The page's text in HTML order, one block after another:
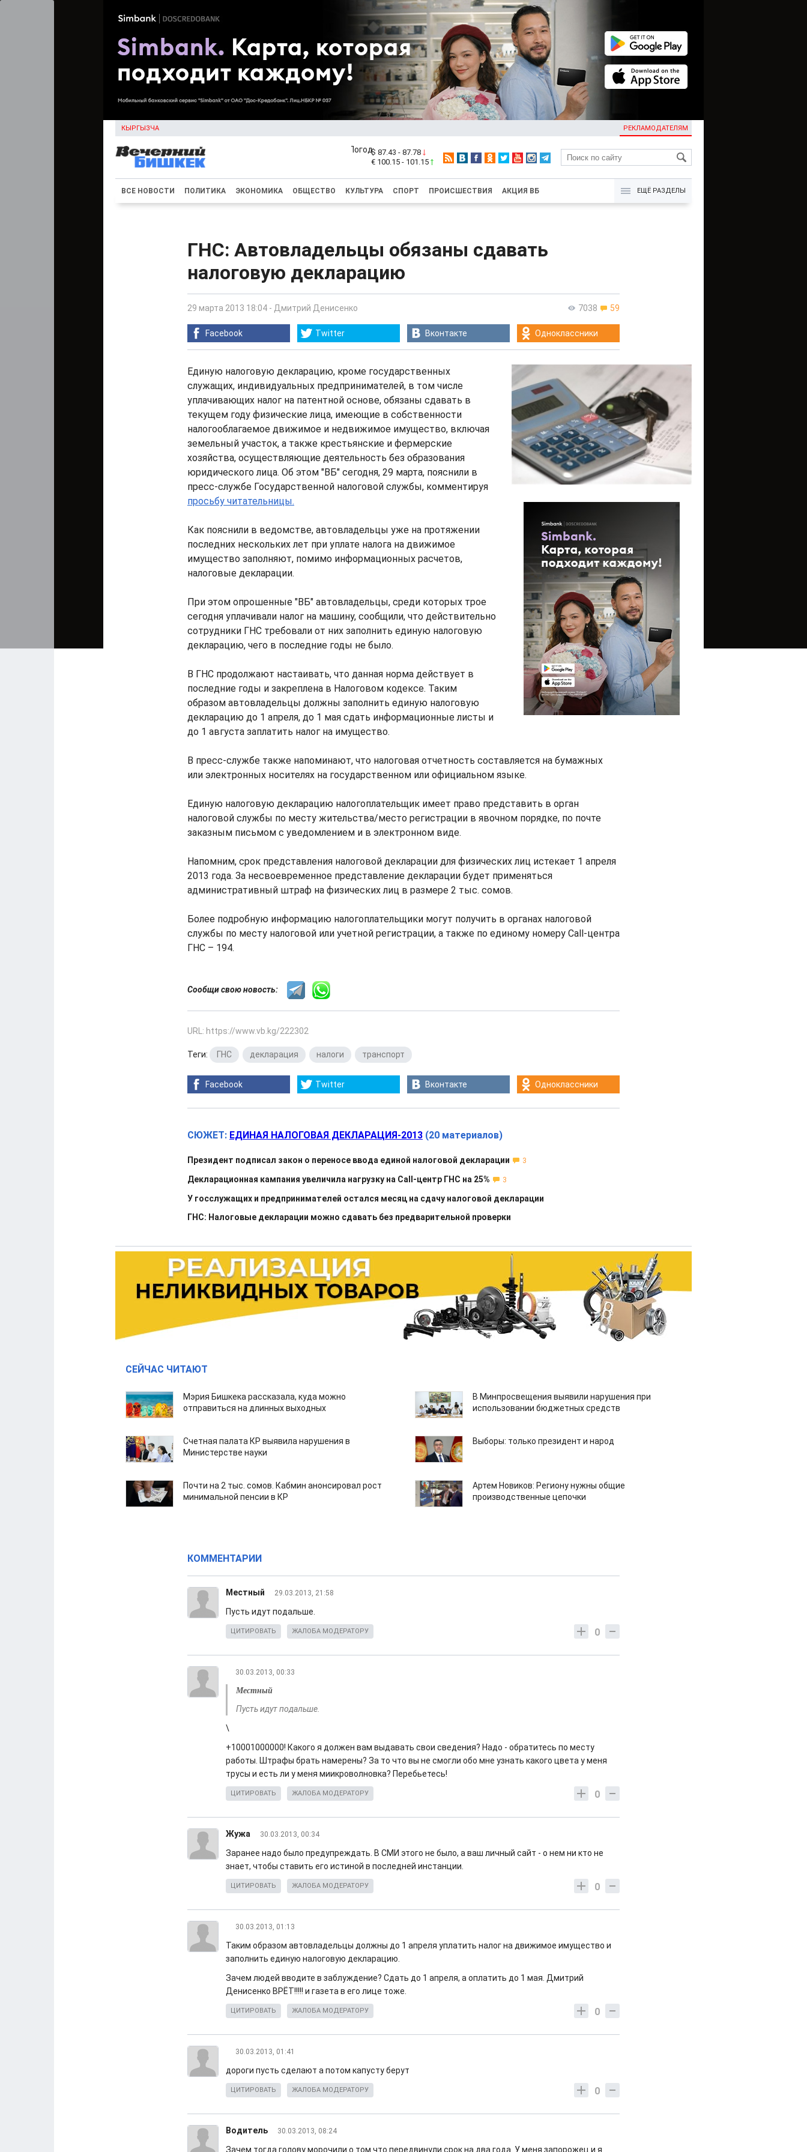
КЫРГЫЗЧА РЕКЛАМОДАТЕЛЯМ
KG
$ 87.43 - 87.78
€ 100.15 - 101.15
ВСЕ НОВОСТИ ПОЛИТИКА ЭКОНОМИКА ОБЩЕСТВО КУЛЬТУРА СПОРТ ПРОИСШЕСТВИЯ АКЦИЯ ВБ ЕЩЁ РАЗДЕЛЫ
ГНС: Автовладельцы обязаны сдавать
налоговую декларацию
7038 59
29 марта 2013 18:04 - Дмитрий Денисенко
Facebook Twitter Вконтакте Одноклассники
Единую налоговую декларацию, кроме государственных
служащих, индивидуальных предпринимателей, в том числе
уплачивающих налог на патентной основе, обязаны сдавать в
текущем году физические лица, имеющие в собственности
налогооблагаемое движимое и недвижимое имущество, включая
земельный участок, а также крестьянские и фермерские
хозяйства, осуществляющие деятельность без образования
юридического лица. Об этом "ВБ" сегодня, 29 марта, пояснили в
пресс-службе Государственной налоговой службы, комментируя
просьбу читательницы.
Как пояснили в ведомстве, автовладельцы уже на протяжении
последних нескольких лет при уплате налога на движимое
имущество заполняют, помимо информационных расчетов,
налоговые декларации.
При этом опрошенные "ВБ" автовладельцы, среди которых трое
сегодня уплачивали налог на машину, сообщили, что действительно
сотрудники ГНС требовали от них заполнить единую налоговую
декларацию, чего в последние годы не было.
В ГНС продолжают настаивать, что данная норма действует в
последние годы и закреплена в Налоговом кодексе. Таким
образом автовладельцы должны заполнить единую налоговую
декларацию до 1 апреля, до 1 мая сдать информационные листы и
до 1 августа заплатить налог на имущество.
В пресс-службе также напоминают, что налоговая отчетность составляется на бумажных
или электронных носителях на государственном или официальном языке.
Единую налоговую декларацию налогоплательщик имеет право представить в орган
налоговой службы по месту жительства/место регистрации в явочном порядке, по почте
заказным письмом с уведомлением и в электронном виде.
Напомним, срок представления налоговой декларации для физических лиц истекает 1 апреля
2013 года. За несвоевременное представление декларации будет применяться
административный штраф на физических лиц в размере 2 тыс. сомов.
Более подробную информацию налогоплательщики могут получить в органах налоговой
службы по месту налоговой или учетной регистрации, а также по единому номеру Call-центра
ГНС – 194.
Сообщи свою новость:
URL: https://www.vb.kg/222302
Теги: ГНС декларация налоги транспорт
Facebook Twitter Вконтакте Одноклассники
СЮЖЕТ: ЕДИНАЯ НАЛОГОВАЯ ДЕКЛАРАЦИЯ-2013 (20 материалов)
Президент подписал закон о переносе ввода единой налоговой декларации 3
Декларационная кампания увеличила нагрузку на Call-центр ГНС на 25% 3
У госслужащих и предпринимателей остался месяц на сдачу налоговой декларации
ГНС: Налоговые декларации можно сдавать без предварительной проверки
СЕЙЧАС ЧИТАЮТ
Мэрия Бишкека рассказала, куда можно
отправиться на длинных выходных
В Минпросвещения выявили нарушения при
использовании бюджетных средств
Счетная палата КР выявила нарушения в
Министерстве науки
Выборы: только президент и народ
Почти на 2 тыс. сомов. Кабмин анонсировал рост
минимальной пенсии в КР
Артем Новиков: Региону нужны общие
производственные цепочки
КОММЕНТАРИИ
Местный 29.03.2013, 21:58
Пусть идут подальше.
0
ЦИТИРОВАТЬ ЖАЛОБА МОДЕРАТОРУ
30.03.2013, 00:33
Местный
Пусть идут подальше.
\
+10001000000! Какого я должен вам выдавать свои сведения? Надо - обратитесь по месту
работы. Штрафы брать намерены? За то что вы не смогли обо мне узнать какого цвета у меня
трусы и есть ли у меня миикроволновка? Перебьетесь!
0
ЦИТИРОВАТЬ ЖАЛОБА МОДЕРАТОРУ
Жужа 30.03.2013, 00:34
Заранее надо было предупреждать. В СМИ этого не было, а ваш личный сайт - о нем ни кто не
знает, чтобы ставить его истиной в последней инстанции.
0
ЦИТИРОВАТЬ ЖАЛОБА МОДЕРАТОРУ
30.03.2013, 01:13
Таким образом автовладельцы должны до 1 апреля уплатить налог на движимое имущество и
заполнить единую налоговую декларацию.
Зачем людей вводите в заблуждение? Сдать до 1 апреля, а оплатить до 1 мая. Дмитрий
Денисенко ВРЁТ!!!!! и газета в его лице тоже.
0
ЦИТИРОВАТЬ ЖАЛОБА МОДЕРАТОРУ
30.03.2013, 01:41
дороги пусть сделают а потом капусту берут
0
ЦИТИРОВАТЬ ЖАЛОБА МОДЕРАТОРУ
Водитель 30.03.2013, 08:24
Зачем тогда голову морочили о том что передвинули срок на два года. У меня запорожец и я